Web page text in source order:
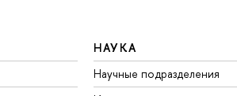
НАУКА
Научные подразделения